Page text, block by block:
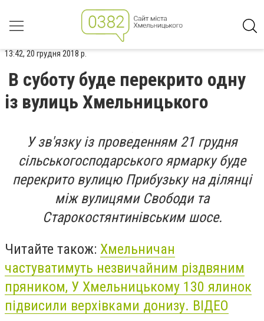
13:42, 20 грудня 2018 р.
В суботу буде перекрито одну
із вулиць Хмельницького
У зв'язку із проведенням 21 грудня
сільськогосподарського ярмарку буде
перекрито вулицю Прибузьку на ділянці
між вулицями Свободи та
Старокостянтинівським шосе.
Читайте також: Хмельничан
частуватимуть незвичайним різдвяним
пряником, У Хмельницькому 130 ялинок
підвисили верхівками донизу. ВІДЕО